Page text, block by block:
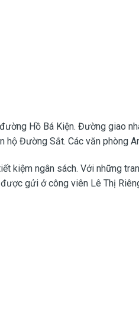
Hồ Bá Kiện. Đường giao
Đường Sắt. Các văn phòng
kiệm ngân sách. Với những
gửi ở công viên Lê Thị